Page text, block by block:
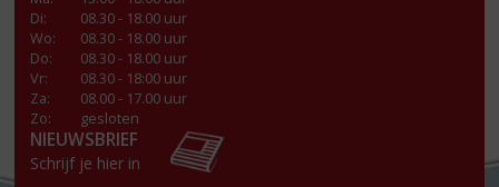
Di:
08.30 - 18.00 uur
Wo:
08.30 - 18.00 uur
Do:
08.30 - 18.00 uur
Vr:
08.30 - 18:00 uur
Za:
08.00 - 17.00 uur
Zo:
gesloten
NIEUWSBRIEF
Schrijf je hier in